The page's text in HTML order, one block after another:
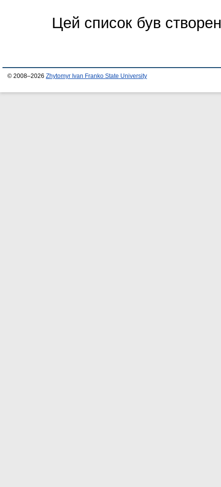
Цей список був
© 2008–2026 Zhytomyr Ivan Franko State University